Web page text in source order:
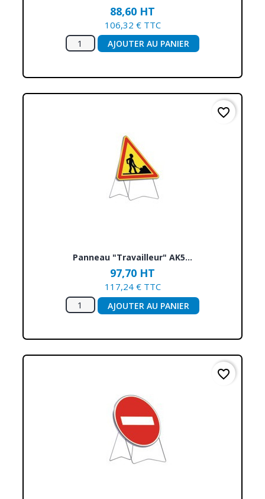
88,60 HT
106,32 € TTC
AJOUTER AU PANIER
Panneau "travailleur" AK5...
97,70 HT
117,24 € TTC
AJOUTER AU PANIER
favorite_border
favorite_border